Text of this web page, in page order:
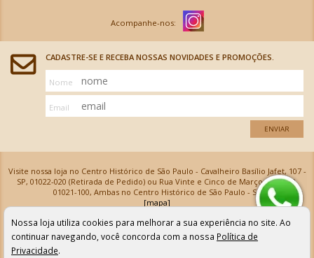
CADASTRE-SE E RECEBA NOSSAS NOVIDADES E PROMOÇÕES.
Nome
Email
ENVIAR
Visite nossa loja no Centro Histórico de São Paulo - Cavalheiro Basílio Jafet, 107 -
SP, 01022-020 (Retirada de Pedido) ou Rua Vinte e Cinco de Março, 576 - SP,
01021-100, Ambas no Centro Histórico de São Paulo - SP
[mapa]
Armarinhos Santa Cecília Ltda | CNPJ: 61.069.639/0001-18
Os preços e as condições de pagamento apresentadas na loja virtual não valem para nossa loja física e
podem sofrer alterações sem aviso prévio. Vendas com cartão de crédito sujeitas a análise e
confirmação de dados.
Nossa loja utiliza cookies para melhorar a sua experiência no site. Ao
continuar navegando, você concorda com a nossa Política de
Privacidade.